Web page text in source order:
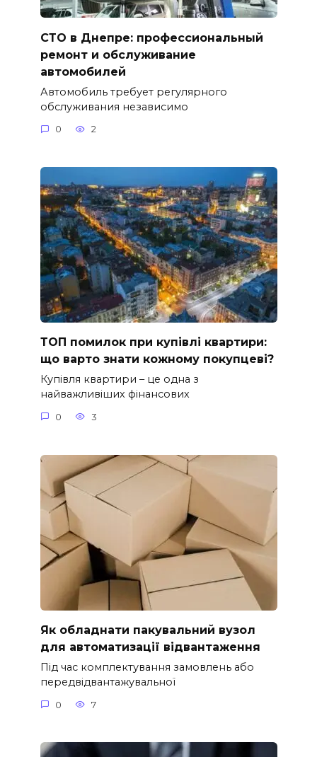
СТО в Днепре: профессиональный
ремонт и обслуживание
автомобилей
Автомобиль требует регулярного
обслуживания независимо
0 2
ТОП помилок при купівлі квартири:
що варто знати кожному покупцеві?
Купівля квартири – це одна з
найважливіших фінансових
0 3
Як обладнати пакувальний вузол
для автоматизації відвантаження
Під час комплектування замовлень або
передвідвантажувальної
0 7